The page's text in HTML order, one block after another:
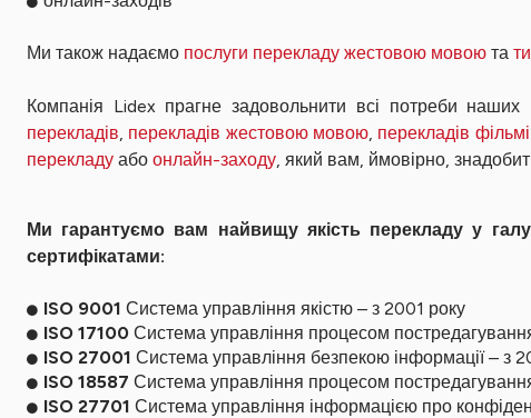
Ми також надаємо послуги перекладу жестовою мовою та
Компанія Lidex прагне задовольнити всі потреби наших
перекладів, перекладів жестовою мовою, перекладів
перекладу або онлайн-заходу, який вам, ймовірно,
Ми гарантуємо вам найвищу якість перекладу у
сертифікатами:
ISO 9001 Система управління якістю – з 2001 року
ISO 17100 Система управління процесом
ISO 27001 Система управління безпекою інформації – з
ISO 18587 Система управління процесом
ISO 27701 Система управління інформацією про